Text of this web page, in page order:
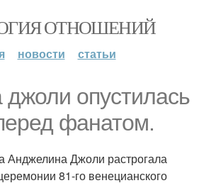
ОТНОШЕНИЙ
новости статьи
опустилась
фанатом.
Анджелина Джоли растрогала
81-го венецианского